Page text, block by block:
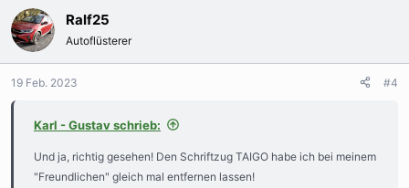
Ralf25
Autoflüsterer
19 Feb. 2023 #4
Karl - Gustav schrieb:
Und ja, richtig gesehen! Den Schriftzug TAIGO habe ich bei meinem
"Freundlichen" gleich mal entfernen lassen!